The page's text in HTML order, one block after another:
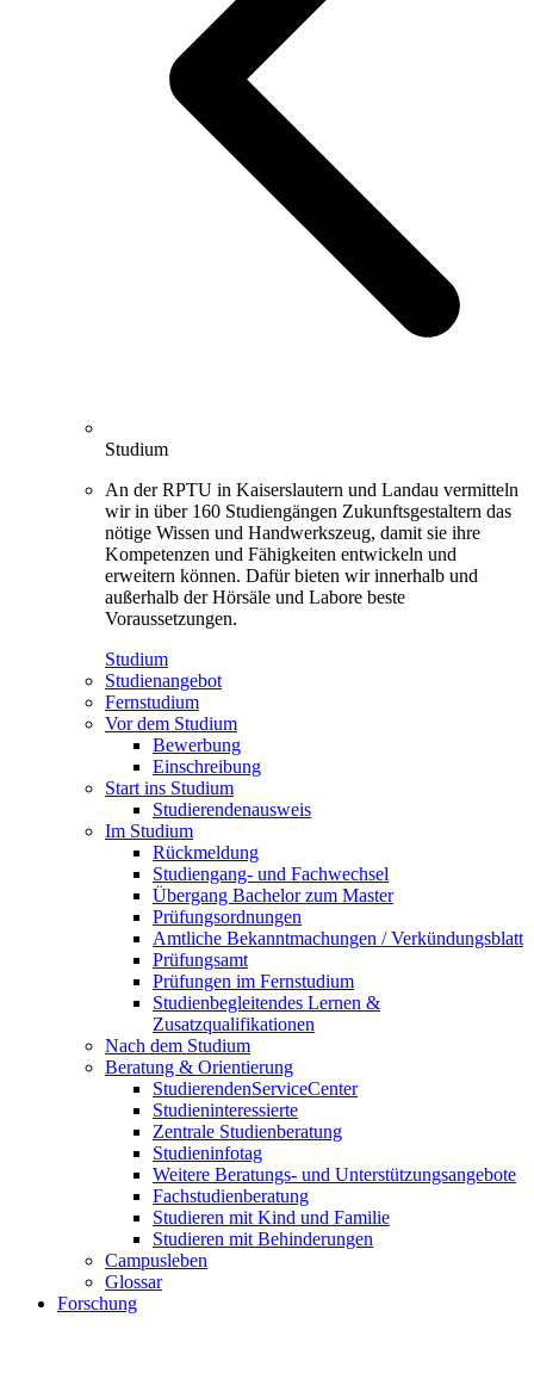
Studium
An der RPTU in Kaiserslautern und Landau vermitteln
wir in über 160 Studiengängen Zukunftsgestaltern das
nötige Wissen und Handwerkszeug, damit sie ihre
Kompetenzen und Fähigkeiten entwickeln und
erweitern können. Dafür bieten wir innerhalb und
außerhalb der Hörsäle und Labore beste
Voraussetzungen.
Studium
Studienangebot
Fernstudium
Vor dem Studium
Bewerbung
Einschreibung
Start ins Studium
Studierendenausweis
Im Studium
Rückmeldung
Studiengang- und Fachwechsel
Übergang Bachelor zum Master
Prüfungsordnungen
Amtliche Bekanntmachungen / Verkündungsblatt
Prüfungsamt
Prüfungen im Fernstudium
Studienbegleitendes Lernen &
Zusatzqualifikationen
Nach dem Studium
Beratung & Orientierung
StudierendenServiceCenter
Studieninteressierte
Zentrale Studienberatung
Studieninfotag
Weitere Beratungs- und Unterstützungsangebote
Fachstudienberatung
Studieren mit Kind und Familie
Studieren mit Behinderungen
Campusleben
Glossar
Forschung